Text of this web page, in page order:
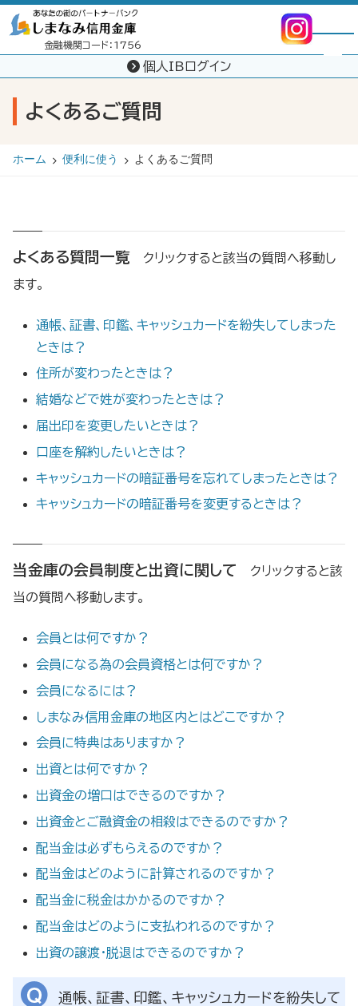
金融機関コード：1756
個人IBログイン
よくあるご質問
ホーム 便利に使う よくあるご質問
よくある質問一覧 クリックすると該当の質問へ移動し
ます。
通帳、証書、印鑑、キャッシュカードを紛失してしまった
ときは？
住所が変わったときは？
結婚などで姓が変わったときは？
届出印を変更したいときは？
口座を解約したいときは？
キャッシュカードの暗証番号を忘れてしまったときは？
キャッシュカードの暗証番号を変更するときは？
当金庫の会員制度と出資に関して クリックすると該
当の質問へ移動します。
会員とは何ですか？
会員になる為の会員資格とは何ですか？
会員になるには？
しまなみ信用金庫の地区内とはどこですか？
会員に特典はありますか？
出資とは何ですか？
出資金の増口はできるのですか？
出資金とご融資金の相殺はできるのですか？
配当金は必ずもらえるのですか？
配当金はどのように計算されるのですか？
配当金に税金はかかるのですか？
配当金はどのように支払われるのですか？
出資の譲渡・脱退はできるのですか？
通帳、証書、印鑑、キャッシュカードを紛失して